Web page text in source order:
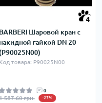
4
BARBERI Шаровой кран с
накидной гайкой DN 20
(P90025N00)
Код товара: P90025N00
0
587.60 грн. -27%